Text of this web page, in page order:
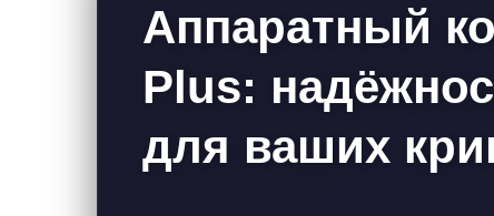
Аппаратный
Plus:
для ваших